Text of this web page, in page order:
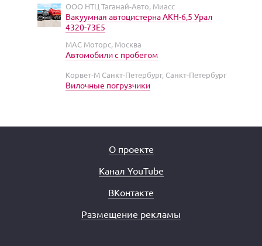
ООО НТЦ Таганай-Авто, Миасс
Вакуумная автоцистерна АКН-6,5 Урал
4320-73Е5
МАС Моторс, Москва
Автомобили с пробегом
Корвет-М Санкт-Петербург, Санкт-Петербург
Вилочные погрузчики
О проекте
Канал YouTube
ВКонтакте
Размещение рекламы